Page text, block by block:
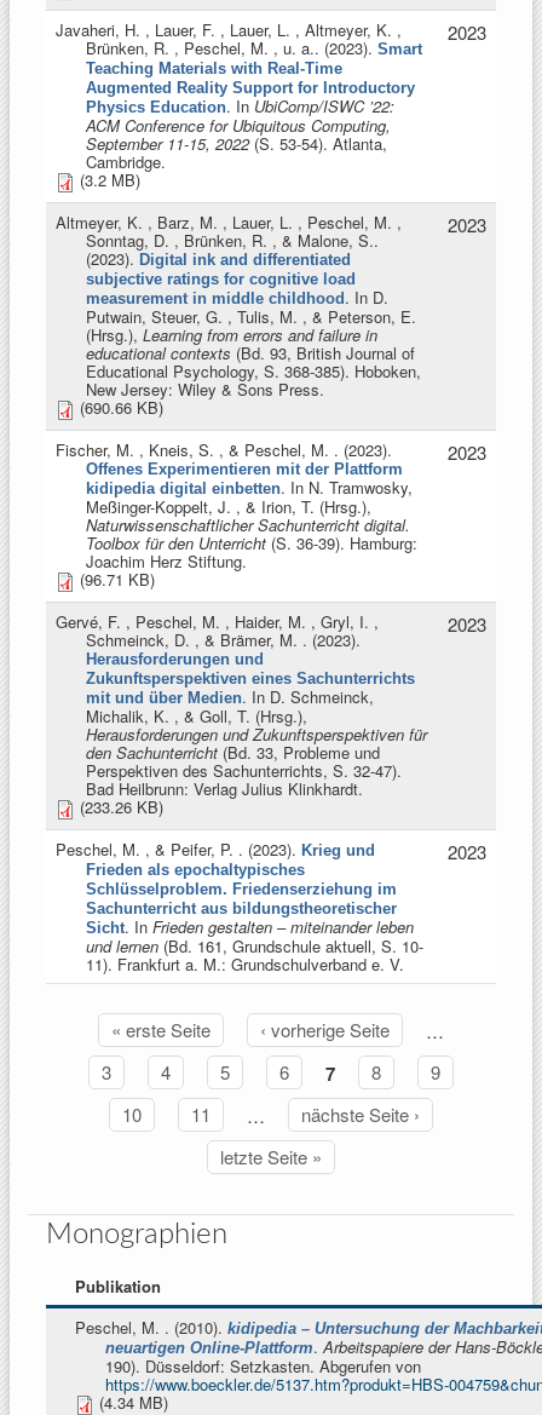
Javaheri, H. , Lauer, F. , Lauer, L. , Altmeyer, K. ,
Brünken, R. , Peschel, M. , u. a.. (2023). Smart
Teaching Materials with Real-Time
Augmented Reality Support for Introductory
Physics Education. In UbiComp/ISWC ’22:
ACM Conference for Ubiquitous Computing,
September 11-15, 2022(S. 53-54). Atlanta,
Cambridge.
(3.2 MB)
2023
Altmeyer, K. , Barz, M. , Lauer, L. , Peschel, M. ,
Sonntag, D. , Brünken, R. , & Malone, S..
(2023).Digital ink and differentiated
subjective ratings for cognitive load
measurement in middle childhood . In D.
Putwain, Steuer, G. , Tulis, M. , & Peterson, E.
(Hrsg.), Learning from errors and failure in
educational contexts (Bd. 93, British Journal of
Educational Psychology, S. 368-385). Hoboken,
New Jersey: Wiley & Sons Press.
(690.66 KB)
2023
Fischer, M. , Kneis, S. , & Peschel, M. . (2023).
Offenes Experimentieren mit der Plattform
kidipedia digital einbetten. In N. Tramwosky,
Meßinger-Koppelt, J. , & Irion, T. (Hrsg.),
Naturwissenschaftlicher Sachunterricht digital.
Toolbox für den Unterricht (S. 36-39). Hamburg:
Joachim Herz Stiftung.
(96.71 KB)
2023
Gervé, F. , Peschel, M. , Haider, M. , Gryl, I. ,
Schmeinck, D. , & Brämer, M. . (2023).
Herausforderungen und
Zukunftsperspektiven eines Sachunterrichts
mit und über Medien. In D. Schmeinck,
Michalik, K. , & Goll, T. (Hrsg.),
Herausforderungen und Zukunftsperspektiven für
den Sachunterricht (Bd. 33, Probleme und
Perspektiven des Sachunterrichts, S. 32-47).
Bad Heilbrunn: Verlag Julius Klinkhardt.
(233.26 KB)
2023
Peschel, M. , & Peifer, P. . (2023). Krieg und
Frieden als epochaltypisches
Schlüsselproblem. Friedenserziehung im
Sachunterricht aus bildungstheoretischer
Sicht. In Frieden gestalten – miteinander leben
und lernen (Bd. 161, Grundschule aktuell, S. 10-
11). Frankfurt a. M.: Grundschulverband e. V.
2023
Seiten« erste Seite ‹ vorherige Seite
3
4 5 6 7 8
9
10
11
nächste Seite ›
letzte Seite »
Monographien
Publikation
Peschel, M. . (2010). kidipedia – Untersuchung der
neuartigen Online-Plattform.Arbeitspapiere der Hans-
190). Düsseldorf: Setzkasten. Abgerufen von
https://www.boeckler.de/5137.htm?produkt=HBS-
(4.34 MB)